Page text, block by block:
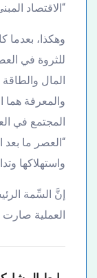
“الاقتصاد
وهكذا، بعدما
للثروة في
المال والطاقة
والمعرفة هما
المجتمع في
“العصر ما بعد
واستهلاكها
إنَّ السِّمة
العملية صارت